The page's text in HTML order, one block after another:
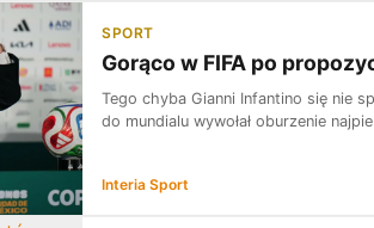
SPORT
Gorąco w FIFA po
Tego chyba Gianni Infantino się nie
do mundialu wywołał oburzenie
Interia Sport